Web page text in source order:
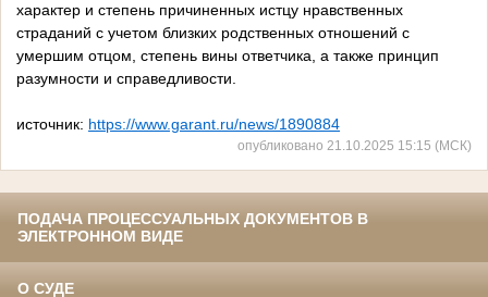
характер и степень причиненных истцу нравственных
страданий с учетом близких родственных отношений с
умершим отцом, степень вины ответчика, а также принцип
разумности и справедливости.
источник: https://www.garant.ru/news/1890884
опубликовано 21.10.2025 15:15 (МСК)
ПОДАЧА ПРОЦЕССУАЛЬНЫХ ДОКУМЕНТОВ В
ЭЛЕКТРОННОМ ВИДЕ
О СУДЕ